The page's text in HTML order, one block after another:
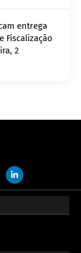
entrega
Fiscalização
2